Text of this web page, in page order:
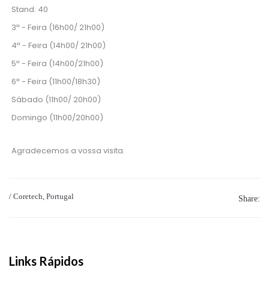
Stand: 40
3ª - Feira (16h00/ 21h00)
4ª - Feira (14h00/ 21h00)
5ª - Feira (14h00/21h00)
6ª - Feira (11h00/18h30)
Sábado (11h00/ 20h00)
Domingo (11h00/20h00)
Agradecemos a vossa visita.
/ Coretech, Portugal Share:
Links Rápidos